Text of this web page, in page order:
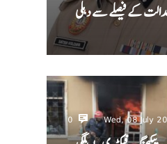
کے فیصلے سے دہلی
Wed, 08 July
0